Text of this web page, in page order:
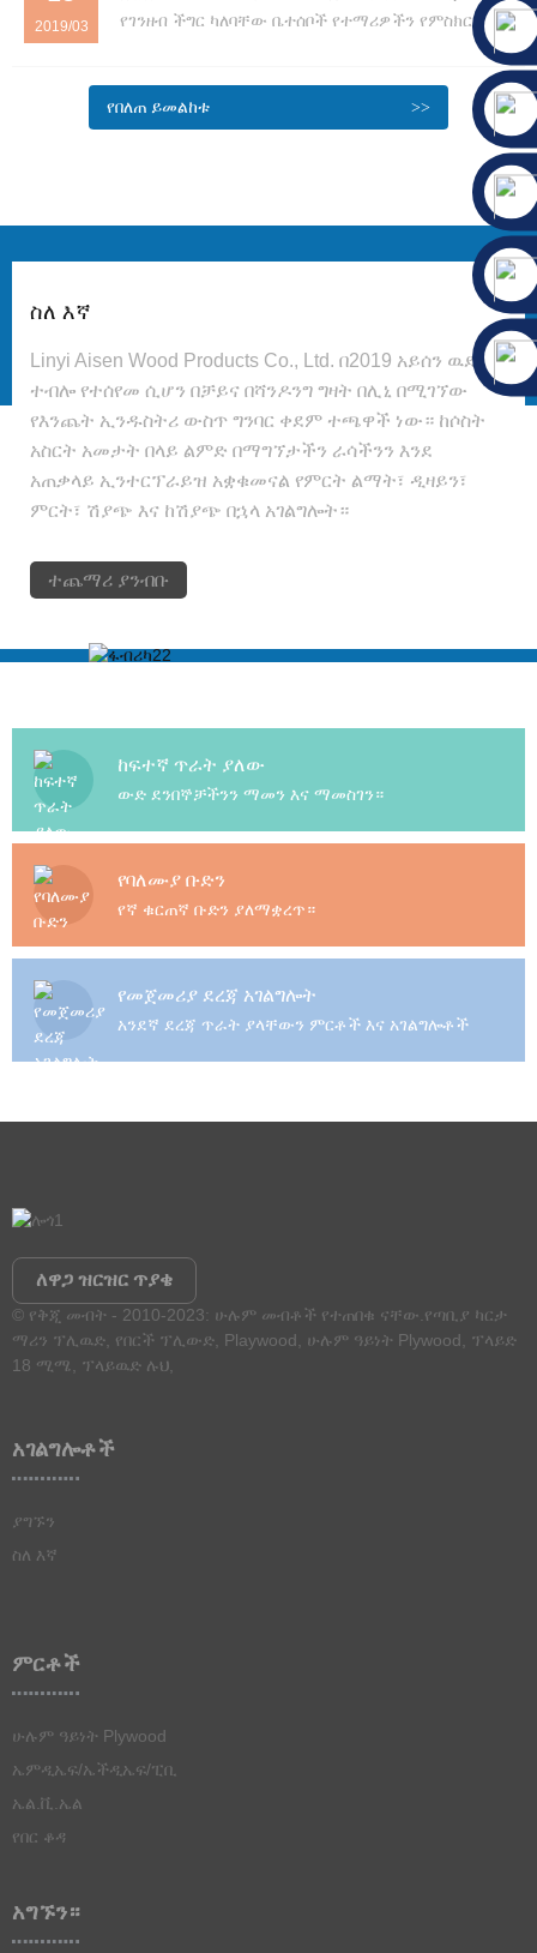
2019/03 የገንዘብ ችግር ካለባቸው ቤተሰቦች የተማሪዎችን የምስክር ወረቀት ማሻሻል እና የገንዘብ ችግር ካለባቸው ቤተሰቦች ተማሪዎችን በመለየት ፍትሃዊነትን፣ ፍትህን፣ መረጃን ይፋ ማድረግ እና የተማሪዎችን ግላዊነት ማክበርን ለማንፀባረቅ መስራት አለብን። ትክክለኛውን ነገር ለመረዳት…
የበለጠ ይመልከቱ
ስለ እኛ
Linyi Aisen Wood Products Co., Ltd. በ2019 አይሰን ዉድ
ተብሎ የተሰየመ ሲሆን በቻይና በሻንዶንግ ግዛት በሊኒ በሚገኘው
የእንጨት ኢንዱስትሪ ውስጥ ግንባር ቀደም ተጫዋች ነው። ከሶስት
አስርት አመታት በላይ ልምድ በማግኘታችን ራሳችንን እንደ
አጠቃላይ ኢንተርፕራይዝ አቋቁመናል የምርት ልማት፣ ዲዛይን፣
ምርት፣ ሽያጭ እና ከሽያጭ በኋላ አገልግሎት።
ተጨማሪ ያንብቡ
ከፍተኛ ጥራት ያለው
ውድ ደንበኞቻችንን ማመን እና ማመስገን።
የባለሙያ ቡድን
የኛ ቁርጠኛ ቡድን ያለማቋረጥ።
የመጀመሪያ ደረጃ አገልግሎት
አንደኛ ደረጃ ጥራት ያላቸውን ምርቶች እና አገልግሎቶች
ለዋጋ ዝርዝር ጥያቄ
© የቅጂ መብት - 2010-2023: ሁሉም መብቶች የተጠበቁ ናቸው.የጣቢያ ካርታ
ማሪን ፕሊዉድ, የበርች ፕሊውድ, Playwood, ሁሉም ዓይነት Plywood, ፕላይድ
18 ሚሜ, ፕላይዉድ ሉህ,
አገልግሎቶች
ያግኙን
ስለ እኛ
ምርቶች
ሁሉም ዓይነት Plywood
ሜላሚን ፊት ለፊት የተሸፈነ ፕላይዉድ
ፊልም ፊት ለፊት የተለጠፈ ፕላይዉድ
3 ፓይፕ ቢጫ ፓነል
የንግድ ፕሊዉድ
የተሰነጠቀ ኮምፓስ
የወረቀት ተደራቢ ፕላይዉድ
ኤምዲኤፍ/ኤችዲኤፍ/ፒቢ
ኤል.ቪ.ኤል
H20 ጨረር
LVL ስካፎልዲንግ ፕላንክ
የበር ቆዳ
አግኙን።